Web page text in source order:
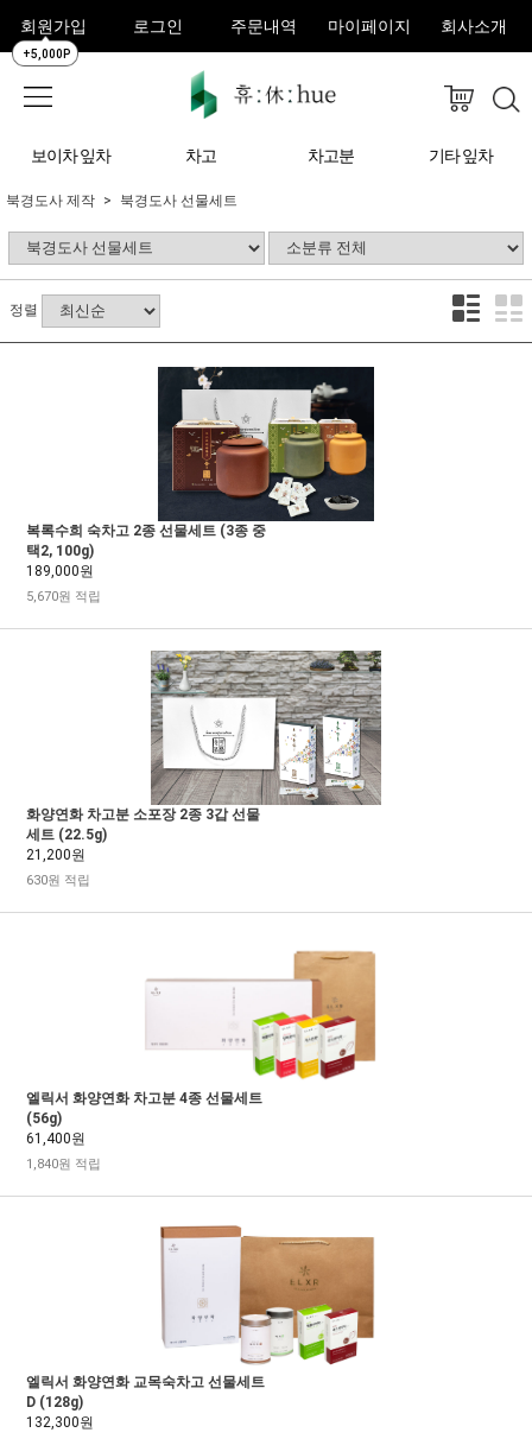
회원가입
+5,000P
로그인 주문내역 마이페이지 회사소개
보이차 잎차 차고 차고분 기타 잎차
북경도사 제작 북경도사 선물세트
정렬
복록수희 숙차고 2종 선물세트 (3종 중
택2, 100g)
189,000원
5,670원 적립
화양연화 차고분 소포장 2종 3갑 선물
세트 (22.5g)
21,200원
630원 적립
엘릭서 화양연화 차고분 4종 선물세트
(56g)
61,400원
1,840원 적립
엘릭서 화양연화 교목숙차고 선물세트
D (128g)
132,300원